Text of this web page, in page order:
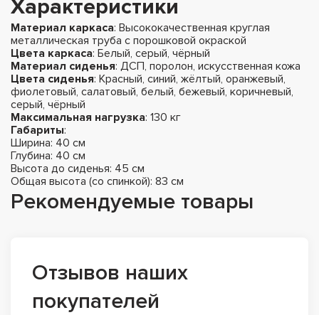
Характеристики
Материал каркаса: Высококачественная круглая
металлическая труба с порошковой окраской
Цвета каркаса: Белый, серый, чёрный
Материал сиденья: ДСП, поролон, искусственная кожа
Цвета сиденья: Красный, синий, жёлтый, оранжевый,
фиолетовый, салатовый, белый, бежевый, коричневый,
серый, чёрный
Максимальная нагрузка: 130 кг
Габариты:
Ширина: 40 см
Глубина: 40 см
Высота до сиденья: 45 см
Общая высота (со спинкой): 83 см
Рекомендуемые товары
Отзывов наших
покупателей